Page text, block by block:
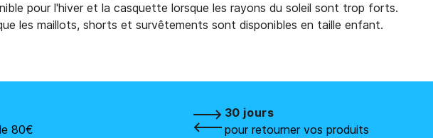
pour l'hiver et la casquette lorsque les rayons du soleil sont trop forts.
les maillots, shorts et survêtements sont disponibles en taille enfant.
80€
30 jours
pour retourner vos produits